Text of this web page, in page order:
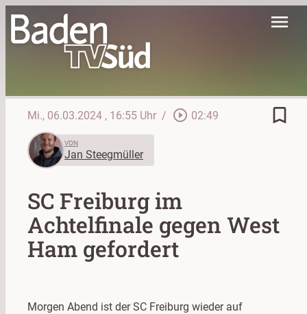
menu
Mi., 06.03.2024 , 16:55 Uhr / play_circle_outline 02:49 bookmark_border
VON
Jan Steegmüller
SC Freiburg im
Achtelfinale gegen West
Ham gefordert
Morgen Abend ist der SC Freiburg wieder auf